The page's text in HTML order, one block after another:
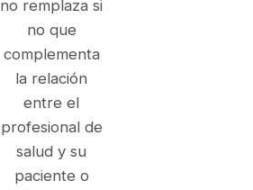
no remplaza si
no que
complementa
la relación
entre el
profesional de
salud y su
paciente o